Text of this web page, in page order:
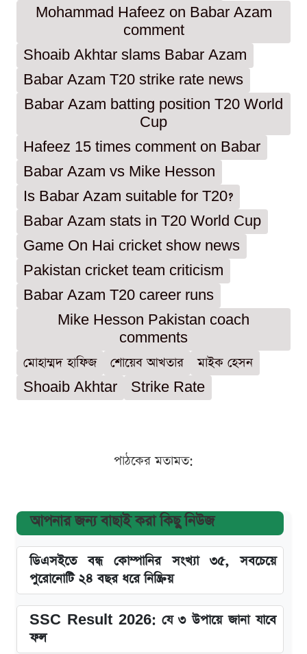
Mohammad Hafeez on Babar Azam
comment
Shoaib Akhtar slams Babar Azam
Babar Azam T20 strike rate news
Babar Azam batting position T20 World
Cup
Hafeez 15 times comment on Babar
Babar Azam vs Mike Hesson
Is Babar Azam suitable for T20?
Babar Azam stats in T20 World Cup
Game On Hai cricket show news
Pakistan cricket team criticism
Babar Azam T20 career runs
Mike Hesson Pakistan coach
comments
মোহাম্মদ হাফিজ
শোয়েব আখতার
মাইক হেসন
Shoaib Akhtar
Strike Rate
পাঠকের মতামত:
আপনার জন্য বাছাই করা কিছু নিউজ
ডিএসইতে বন্ধ কোম্পানির সংখ্যা ৩৫, সবচেয়ে
পুরোনোটি ২৪ বছর ধরে নিষ্ক্রিয়
SSC Result 2026: যে ৩ উপায়ে জানা যাবে
ফল